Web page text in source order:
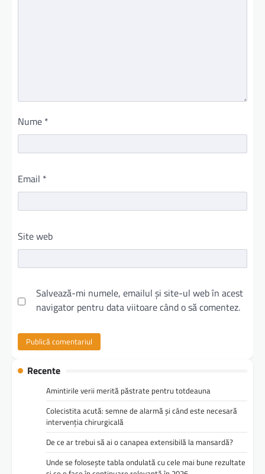
Nume *
Email *
Site web
Salvează-mi numele, emailul și site-ul web în acest
navigator pentru data viitoare când o să comentez.
Recente
Amintirile verii merită păstrate pentru totdeauna
Colecistita acută: semne de alarmă și când este necesară
intervenția chirurgicală
De ce ar trebui să ai o canapea extensibilă la mansardă?
Unde se folosește tabla ondulată cu cele mai bune rezultate